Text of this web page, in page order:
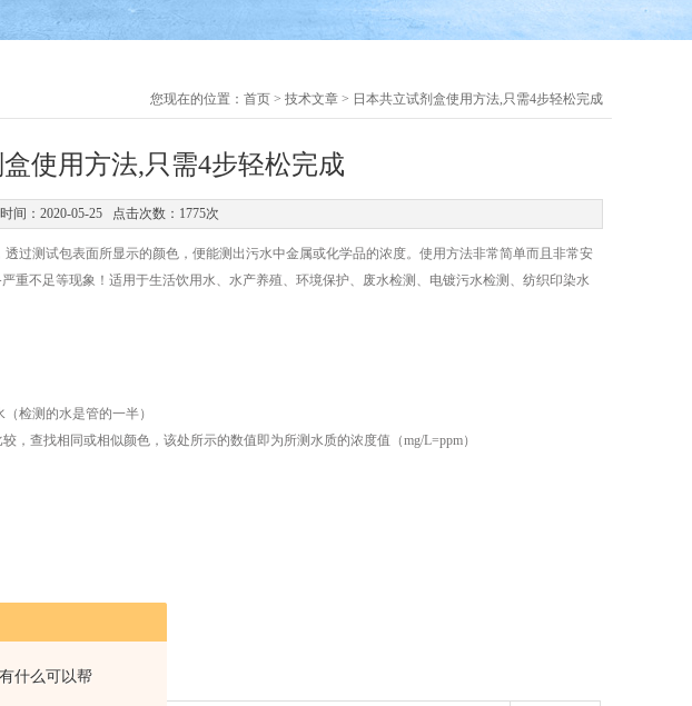
什么可以帮
您现在的位置： 首页 > 技术文章 > 日本共立试剂盒使用方法,只需4步轻松完成
使用方法,只需4步轻松完成
间：2020-05-25 点击次数：1775次
测试包表面所显示的颜色，便能测出污水中金属或化学品的浓度。使用方法非常简单而且非常安
重不足等现象！适用于生活饮用水、水产养殖、环境保护、废水检测、电镀污水检测、纺织印染水
检测的水是管的一半）
查找相同或相似颜色，该处所示的数值即为所测水质的浓度值（mg/L=ppm）